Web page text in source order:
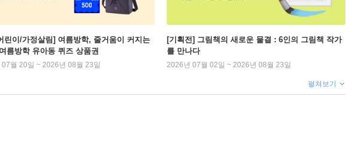
린이/가정살림] 여름방학, 줄거움이 커지는
름방학 유아동 퀴즈 상품권
월 20일 ~ 2026년 08월 23일
[기획전] 그림책의 새로운 물결 : 6인의 그림책 작가
를 만나다
2026년 07월 02일 ~ 2026년 08월 23일
펼쳐보기